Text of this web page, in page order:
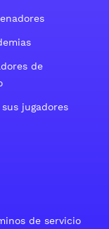
de
jugadores
de servicio